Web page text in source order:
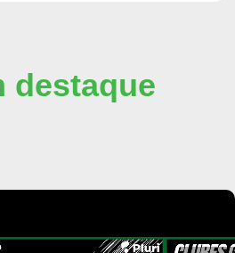
destaque